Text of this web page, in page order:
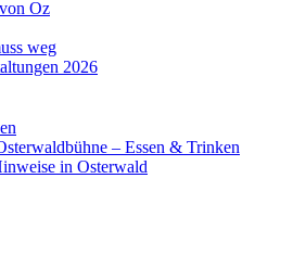
Oz
weg
2026
– Essen & Trinken
in Osterwald